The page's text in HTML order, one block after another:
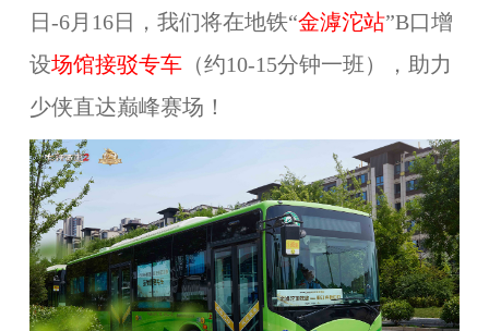
日-6月16日，我们将在地铁“金滹沱站”B口增
设场馆接驳专车（约10-15分钟一班），助力
少侠直达巅峰赛场！